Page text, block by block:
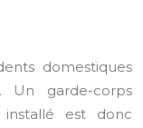
domestiques
Un garde-corps
est donc